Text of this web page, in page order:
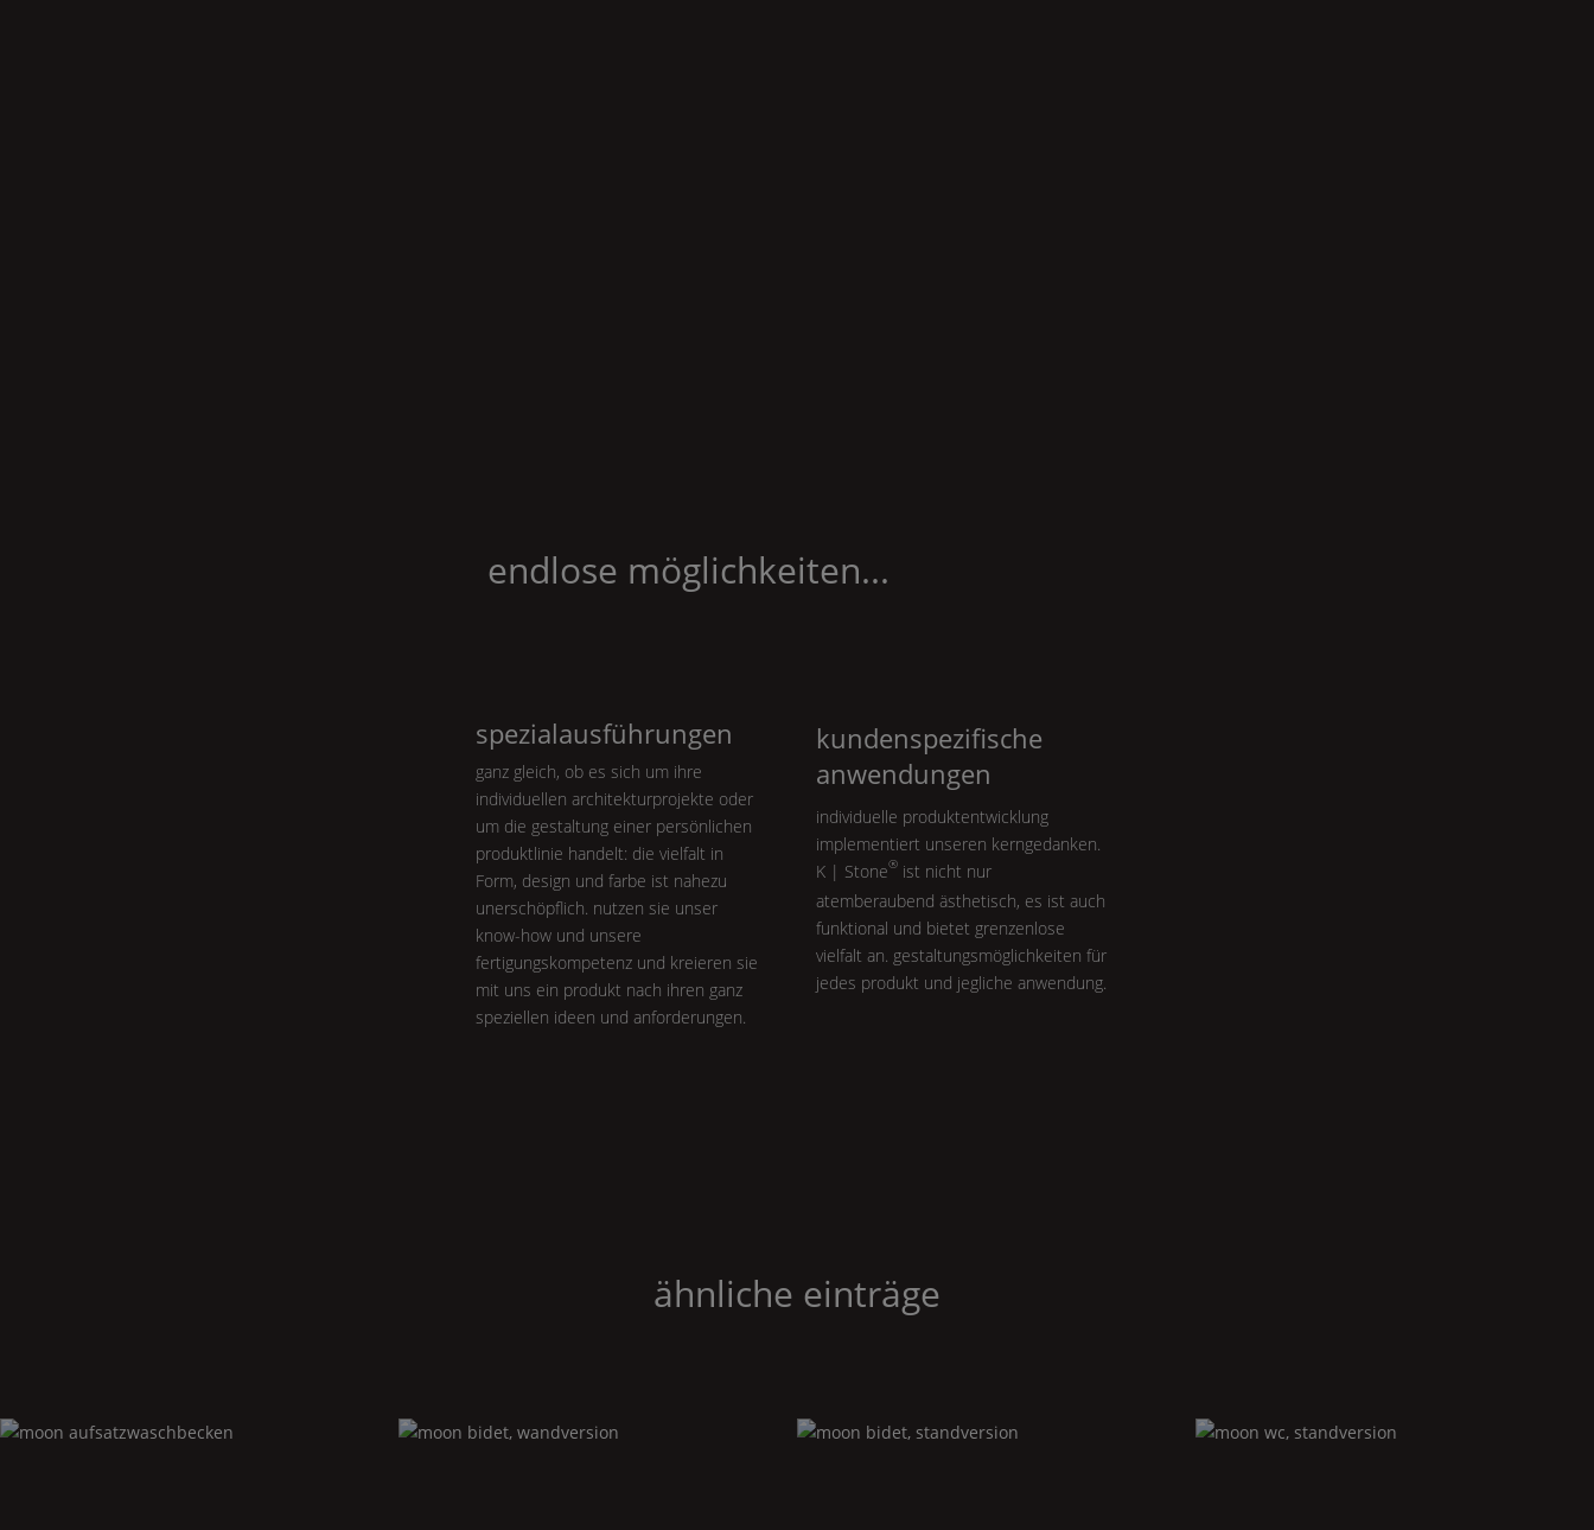
endlose möglichkeiten...
spezialausführungen
ganz gleich, ob es sich um ihre
individuellen architekturprojekte oder
um die gestaltung einer persönlichen
produktlinie handelt: die vielfalt in
Form, design und farbe ist nahezu
unerschöpflich. nutzen sie unser
know-how und unsere
fertigungskompetenz und kreieren sie
mit uns ein produkt nach ihren ganz
speziellen ideen und anforderungen.
kundenspezifische
anwendungen
individuelle produktentwicklung
implementiert unseren kerngedanken.
K | Stone®ist nicht nur
atemberaubend ästhetisch, es ist auch
funktional und bietet grenzenlose
vielfalt an. gestaltungsmöglichkeiten für
jedes produkt und jegliche anwendung.
ähnliche einträge